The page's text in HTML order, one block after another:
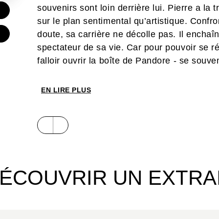
souvenirs sont loin derrière lui. Pierre a la
sur le plan sentimental qu’artistique.
doute, sa carrière ne décolle pas. Il
spectateur de sa vie. Car pour pouvoir se
falloir ouvrir la boîte de Pandore - se
qu’il pourra trouver un nouvel
familial qui nous entrave ? David Combet
En même temps qu’une introspection, qui
EN LIRE PLUS
UN